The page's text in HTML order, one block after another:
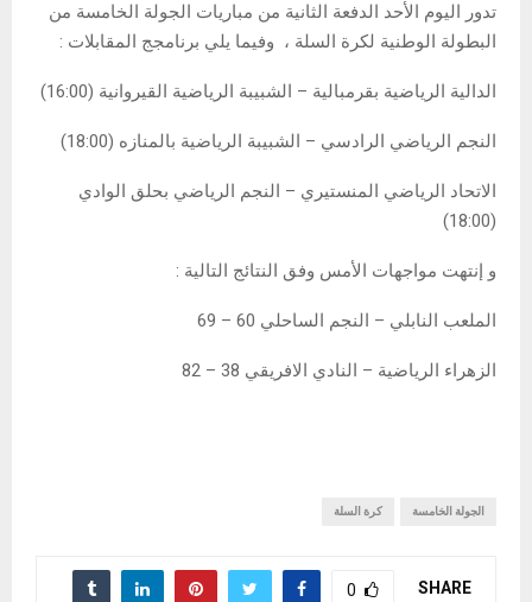
تدور اليوم الأحد الدفعة الثانية من مباريات الجولة الخامسة من
البطولة الوطنية لكرة السلة ، وفيما يلي برنامجج المقابلات :
الدالية الرياضية بقرمبالية – الشبيبة الرياضية القيروانية (16:00)
النجم الرياضي الرادسي – الشبيبة الرياضية بالمنازه (18:00)
الاتحاد الرياضي المنستيري – النجم الرياضي بحلق الوادي
(18:00)
و إنتهت مواجهات الأمس وفق النتائج التالية :
الملعب النابلي – النجم الساحلي 60 – 69
الزهراء الرياضية – النادي الافريقي 38 – 82
الجولة الخامسة كرة السلة
SHARE
0